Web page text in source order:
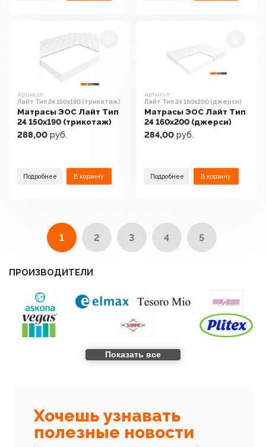
Артикул:
Лайт Тип 24 150x190 (трикотаж)
Матрасы ЭОС Лайт Тип
24 150x190 (трикотаж)
288,00 руб.
Подробнее В корзину
Артикул:
Лайт Тип 24 160x200 (джерси)
Матрасы ЭОС Лайт Тип
24 160x200 (джерси)
284,00 руб.
Подробнее В корзину
1 2 3 4 5
ПРОИЗВОДИТЕЛИ
Показать все
Хочешь узнавать
полезные новости